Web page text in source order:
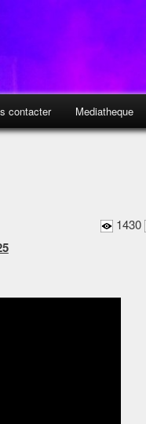
contacter Mediatheque
1430